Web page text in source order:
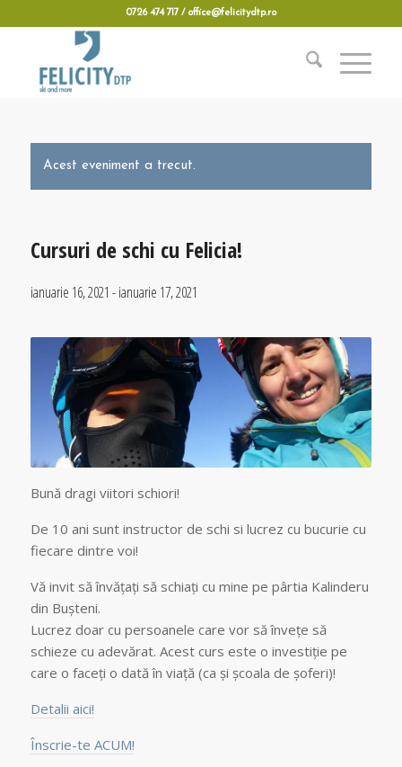
0726 474 717 / office@felicitydtp.ro
Acest eveniment a trecut.
Cursuri de schi cu Felicia!
ianuarie 16, 2021 -ianuarie 17, 2021
Bună dragi viitori schiori!
De 10 ani sunt instructor de schi si lucrez cu bucurie cu
fiecare dintre voi!
Vă invit să învățați să schiați cu mine pe pârtia Kalinderu
din Bușteni.
Lucrez doar cu persoanele care vor să învețe să
schieze cu adevărat. Acest curs este o investiție pe
care o faceți o dată în viață (ca și școala de șoferi)!
Detalii aici!
Înscrie-te ACUM!